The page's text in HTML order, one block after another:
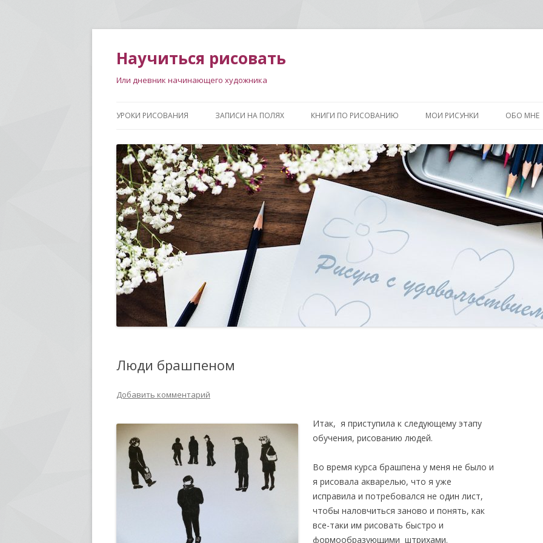
Научиться рисовать
Или дневник начинающего художника
УРОКИ РИСОВАНИЯ ЗАПИСИ НА ПОЛЯХ КНИГИ ПО РИСОВАНИЮ МОИ РИСУНКИ ОБО МНЕ
Люди брашпеном
Добавить комментарий
Итак, я приступила к следующему этапу
обучения, рисованию людей.
Во время курса брашпена у меня не было и
я рисовала акварелью, что я уже
исправила и потребовался не один лист,
чтобы наловчиться заново и понять, как
все-таки им рисовать быстро и
формообразующими штрихами.